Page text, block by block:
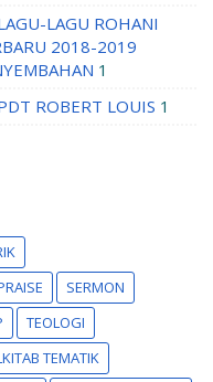
LAGU ROHANI
2018-2019
1
ROBERT LOUIS 1
SERMON
TEOLOGI
TEMATIK